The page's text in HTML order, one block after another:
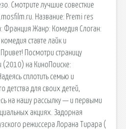
Смотрите лучшие совесткие
Название: Premi res
Франция Жанр: Комедия Слоган:
ставте лайк и
Посмотри страницу
(2010) на КиноПоиске:
сплотить семью и
детства для своих детей,
на нашу рассылку — и первыми
акциях. Задорная
режиссера Лорана Тирара (